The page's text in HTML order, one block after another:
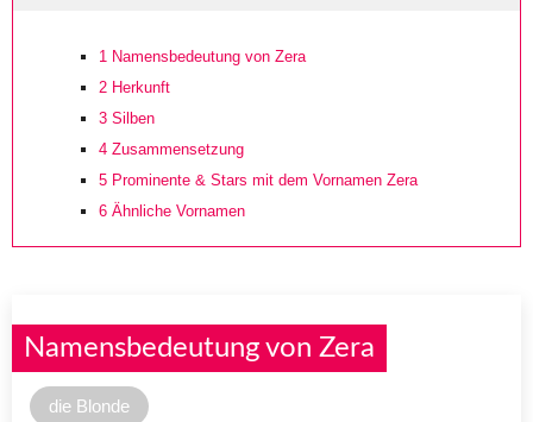
1 Namensbedeutung von Zera
2 Herkunft
3 Silben
4 Zusammensetzung
5 Prominente & Stars mit dem Vornamen Zera
6 Ähnliche Vornamen
Namensbedeutung von Zera
die Blonde